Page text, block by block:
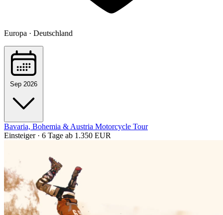
Europa · Deutschland
Sep 2026
Bavaria, Bohemia & Austria Motorcycle Tour
Einsteiger · 6 Tage ab 1.350 EUR